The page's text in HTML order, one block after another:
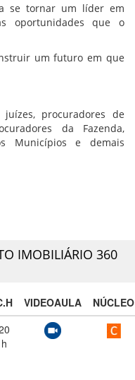
se tornar um líder em
oportunidades que o
um futuro em que
juízes, procuradores de
da Fazenda,
Municípios e demais
IMOBILIÁRIO 360
VIDEOAULA
NÚCLEO
h